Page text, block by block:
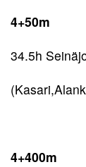
4+50m
34.5h
4+400m